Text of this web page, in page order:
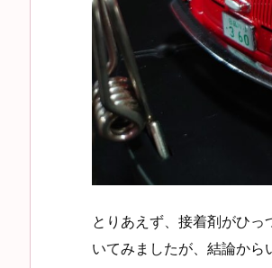
とりあえず、接着剤がひ
いてみましたが、結論から